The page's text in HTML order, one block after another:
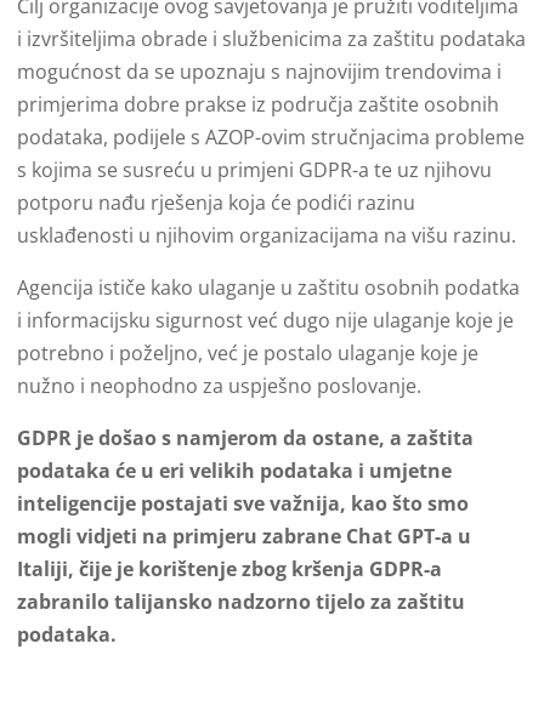
Cilj organizacije ovog savjetovanja je pružiti voditeljima
i izvršiteljima obrade i službenicima za zaštitu podataka
mogućnost da se upoznaju s najnovijim trendovima i
primjerima dobre prakse iz područja zaštite osobnih
podataka, podijele s AZOP-ovim stručnjacima probleme
s kojima se susreću u primjeni GDPR-a te uz njihovu
potporu nađu rješenja koja će podići razinu
usklađenosti u njihovim organizacijama na višu razinu.
Agencija ističe kako ulaganje u zaštitu osobnih podatka
i informacijsku sigurnost već dugo nije ulaganje koje je
potrebno i poželjno, već je postalo ulaganje koje je
nužno i neophodno za uspješno poslovanje.
GDPR je došao s namjerom da ostane, a zaštita
podataka će u eri velikih podataka i umjetne
inteligencije postajati sve važnija, kao što smo
mogli vidjeti na primjeru zabrane Chat GPT-a u
Italiji, čije je korištenje zbog kršenja GDPR-a
zabranilo talijansko nadzorno tijelo za zaštitu
podataka.